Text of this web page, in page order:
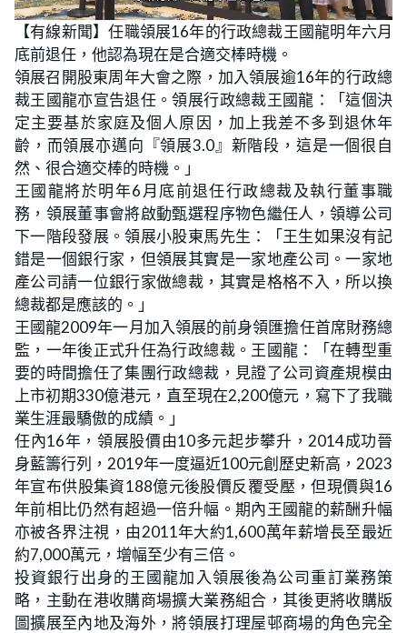
U
n
m
L
o
a
d
e
d
:
1
9
.
2
3
%
【有線新聞】任職領展16年的行政總裁王國龍明年六月
底前退任，他認為現在是合適交棒時機。
領展召開股東周年大會之際，加入領展逾16年的行政總
裁王國龍亦宣告退任。領展行政總裁王國龍：「這個決
定主要基於家庭及個人原因，加上我差不多到退休年
齡，而領展亦邁向『領展3.0』新階段，這是一個很自
然、很合適交棒的時機。」
王國龍將於明年6月底前退任行政總裁及執行董事職
務，領展董事會將啟動甄選程序物色繼任人，領導公司
下一階段發展。領展小股東馬先生：「王生如果沒有記
錯是一個銀行家，但領展其實是一家地產公司。一家地
產公司請一位銀行家做總裁，其實是格格不入，所以換
總裁都是應該的。」
王國龍2009年一月加入領展的前身領匯擔任首席財務總
監，一年後正式升任為行政總裁。王國龍：「在轉型重
要的時間擔任了集團行政總裁，見證了公司資產規模由
上市初期330億港元，直至現在2,200億元，寫下了我職
業生涯最驕傲的成績。」
任內16年，領展股價由10多元起步攀升，2014成功晉
身藍籌行列，2019年一度逼近100元創歷史新高，2023
年宣布供股集資188億元後股價反覆受壓，但現價與16
年前相比仍然有超過一倍升幅。期內王國龍的薪酬升幅
亦被各界注視，由2011年大約1,600萬年薪增長至最近
約7,000萬元，增幅至少有三倍。
投資銀行出身的王國龍加入領展後為公司重訂業務策
略，主動在港收購商場擴大業務組合，其後更將收購版
圖擴展至內地及海外，將領展打理屋邨商場的角色完全